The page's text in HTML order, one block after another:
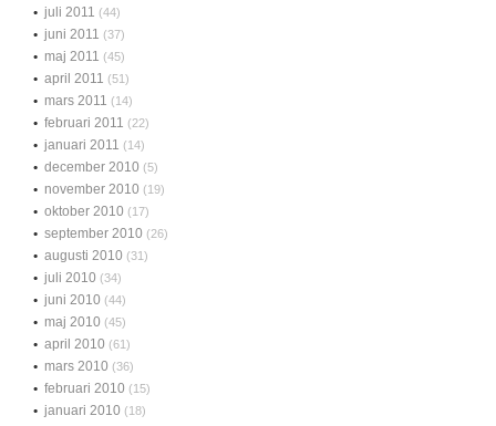
juli 2011 (44)
juni 2011 (37)
maj 2011 (45)
april 2011 (51)
mars 2011 (14)
februari 2011 (22)
januari 2011 (14)
december 2010 (5)
november 2010 (19)
oktober 2010 (17)
september 2010 (26)
augusti 2010 (31)
juli 2010 (34)
juni 2010 (44)
maj 2010 (45)
april 2010 (61)
mars 2010 (36)
februari 2010 (15)
januari 2010 (18)